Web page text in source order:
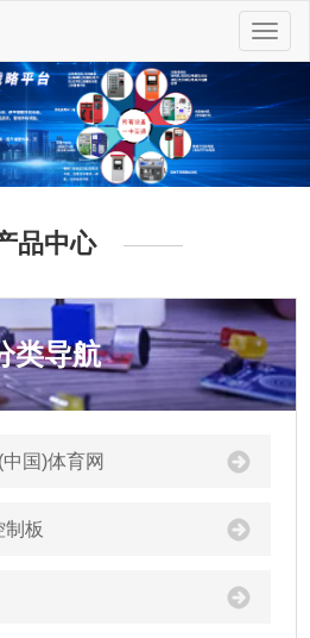
切
换
航
品中心
类导航
国)体育网
制板